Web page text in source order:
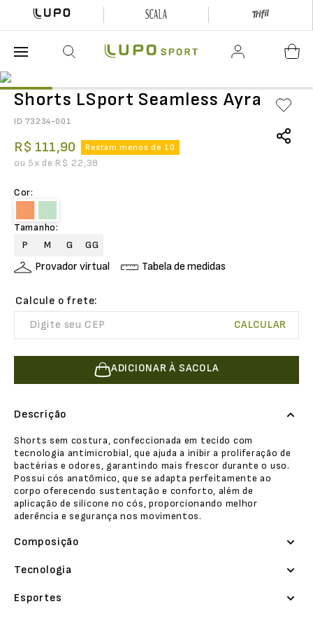
Shorts LSport Seamless Ayra
ID 73234-001
R$ 111,90 Restam menos de 10
ou 5x de R$ 22,38
Cor:
Tamanho:
P
M G GG
Provador virtual Tabela de medidas
ADICIONAR À SACOLA
Descrição
Shorts sem costura, confeccionada em tecido com
tecnologia antimicrobial, que ajuda a inibir a proliferação de
bactérias e odores, garantindo mais frescor durante o uso.
Possui cós anatômico, que se adapta perfeitamente ao
corpo oferecendo sustentação e conforto, além de
aplicação de silicone no cós, proporcionando melhor
aderência e segurança nos movimentos.
Composição
Tecnologia
Esportes